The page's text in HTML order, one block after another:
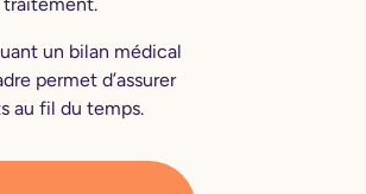
un bilan médical
permet d’assurer
au fil du temps.